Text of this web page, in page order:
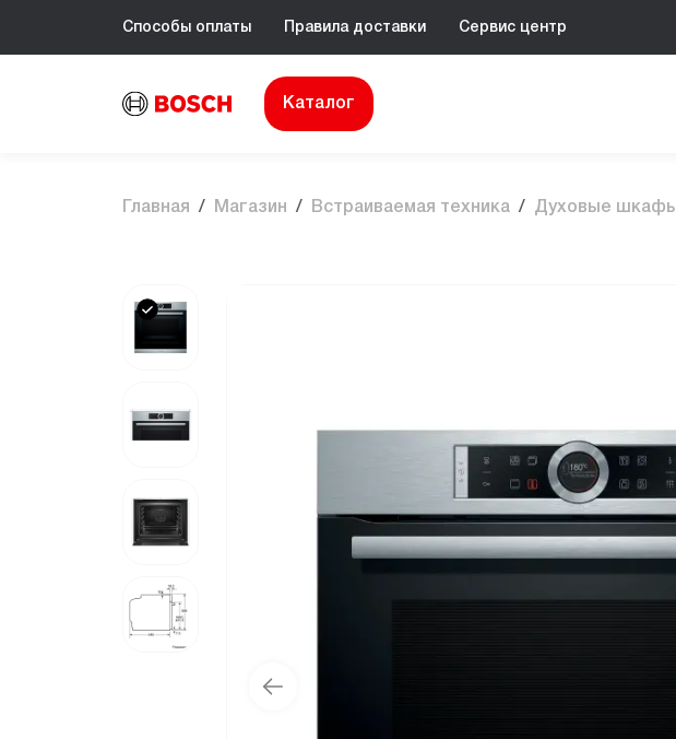
Способы оплаты Правила доставки Сервис центр
Каталог
Главная Магазин Встраиваемая техника Духовые шкафы